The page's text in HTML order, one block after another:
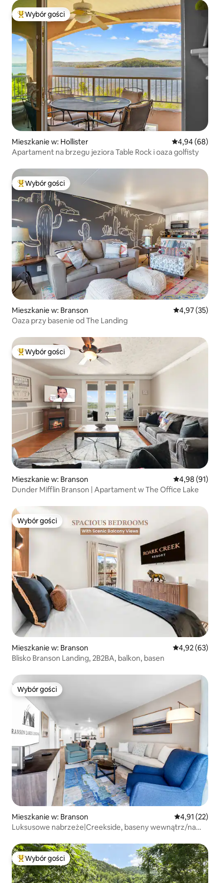
Najpopularniejsze z kategorii Wybór gości
Wybór gości
Mieszkanie w: Hollister Średnia
4,94 (68)
Apartament na brzegu jeziora Table Rock i oaza golfisty
Najpopularniejsze z kategorii Wybór gości
Wybór gości
Mieszkanie w: Branson Średnia
4,97 (35)
Oaza przy basenie od The Landing
Najpopularniejsze z kategorii Wybór gości
Wybór gości
Mieszkanie w: Branson Średnia
4,98 (91)
Dunder Mifflin Branson | Apartament w The Office Lake
Wybór gości
Wybór gości
Mieszkanie w: Branson Średnia
4,92 (63)
Blisko Branson Landing, 2B2BA, balkon, basen
Wybór gości
Wybór gości
Mieszkanie w: Branson Średnia
4,91 (22)
Luksusowe nabrzeże|Creekside, baseny wewnątrz/na
Najpopularniejsze z kategorii Wybór gości
Wybór gości